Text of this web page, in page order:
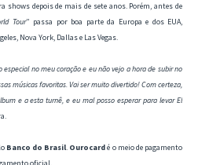
shows depois de mais de sete anos. Porém, antes de
Tour” passa por boa parte da Europa e dos EUA,
Nova York, Dallas e Las Vegas.
no meu coração e eu não vejo a hora de subir no
músicas favoritas.Vai ser muito divertido!Com certeza,
e a esta turnê, e eu mal posso esperar para levar El
Banco do Brasil. Ourocardé o meio de pagamento